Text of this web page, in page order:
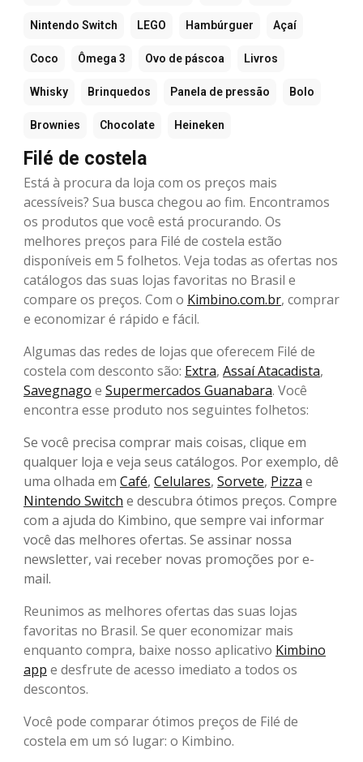
Nintendo Switch LEGO Hambúrguer Açaí
Coco Ômega 3 Ovo de páscoa Livros
Whisky Brinquedos Panela de pressão Bolo
Brownies Chocolate Heineken
Filé de costela
Está à procura da loja com os preços mais
acessíveis? Sua busca chegou ao fim. Encontramos
os produtos que você está procurando. Os
melhores preços para Filé de costela estão
disponíveis em 5 folhetos. Veja todas as ofertas nos
catálogos das suas lojas favoritas no Brasil e
compare os preços. Com o Kimbino.com.br, comprar
e economizar é rápido e fácil.
Algumas das redes de lojas que oferecem Filé de
costela com desconto são: Extra, Assaí Atacadista,
Savegnago e Supermercados Guanabara. Você
encontra esse produto nos seguintes folhetos:
Se você precisa comprar mais coisas, clique em
qualquer loja e veja seus catálogos. Por exemplo, dê
uma olhada em Café, Celulares, Sorvete, Pizza e
Nintendo Switch e descubra ótimos preços. Compre
com a ajuda do Kimbino, que sempre vai informar
você das melhores ofertas. Se assinar nossa
newsletter, vai receber novas promoções por e-
mail.
Reunimos as melhores ofertas das suas lojas
favoritas no Brasil. Se quer economizar mais
enquanto compra, baixe nosso aplicativo Kimbino
app e desfrute de acesso imediato a todos os
descontos.
Você pode comparar ótimos preços de Filé de
costela em um só lugar: o Kimbino.